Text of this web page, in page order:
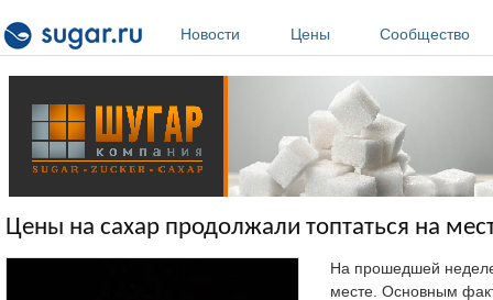
Новости
Цены Сообщество
Цены на сахар продолжали топтаться на
На прошедшей
месте. Основным